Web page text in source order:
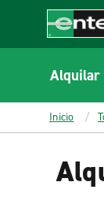
CONTENT
Enterprise
Alquilar
Inicio